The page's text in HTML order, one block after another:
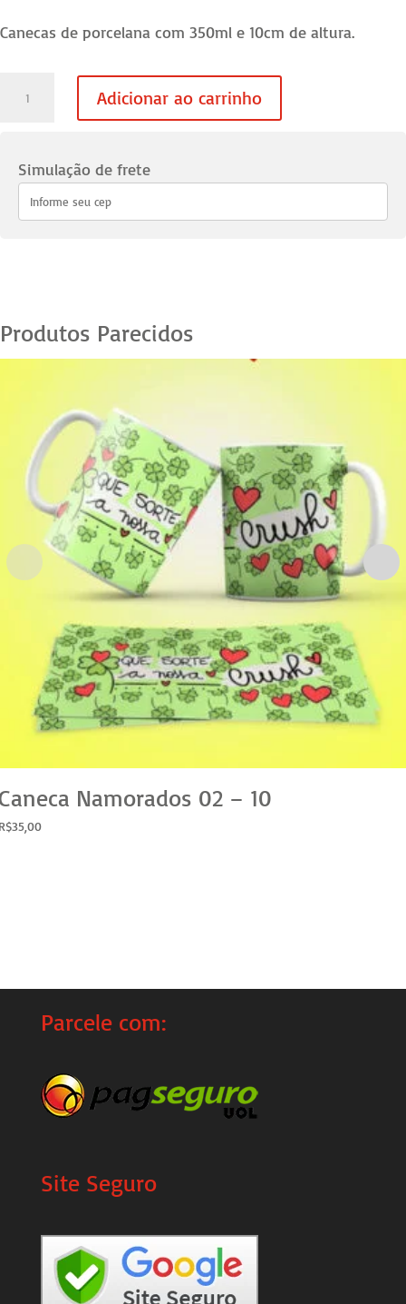
Canecas de porcelana com 350ml e 10cm de altura.
quantidade
Adicionar ao carrinho
Simulação de frete
Produtos Parecidos
Namorados 02 – 10
35,00
Parcele com:
Site Seguro